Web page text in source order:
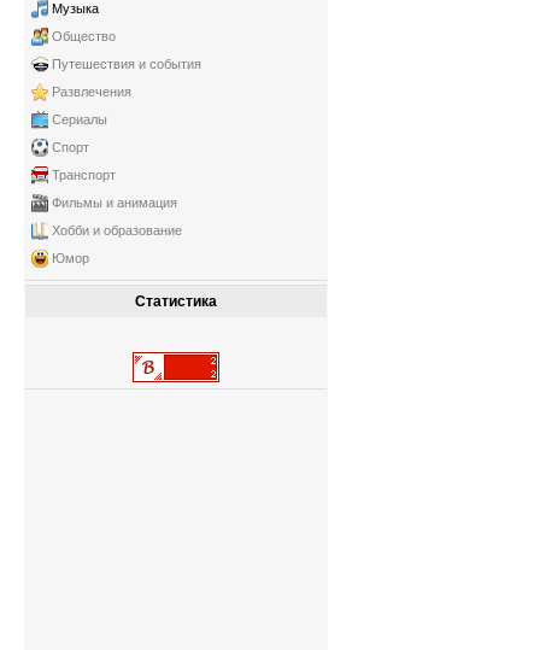
Музыка
Общество
Путешествия и события
Развлечения
Сериалы
Спорт
Транспорт
Фильмы и анимация
Хобби и образование
Юмор
Статистика